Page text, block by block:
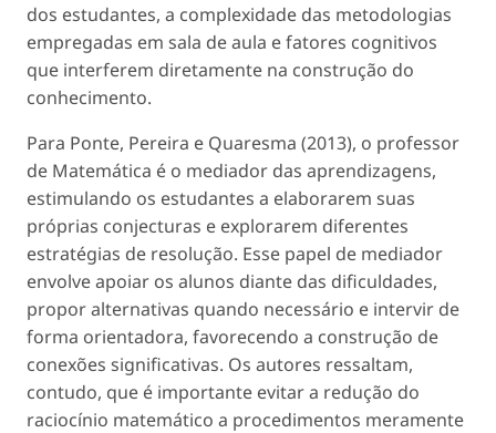
dos estudantes, a complexidade das metodologias
empregadas em sala de aula e fatores cognitivos
que interferem diretamente na construção do
conhecimento.
Para Ponte, Pereira e Quaresma (2013), o professor
de Matemática é o mediador das aprendizagens,
estimulando os estudantes a elaborarem suas
próprias conjecturas e explorarem diferentes
estratégias de resolução. Esse papel de mediador
envolve apoiar os alunos diante das dificuldades,
propor alternativas quando necessário e intervir de
forma orientadora, favorecendo a construção de
conexões significativas. Os autores ressaltam,
contudo, que é importante evitar a redução do
raciocínio matemático a procedimentos meramente